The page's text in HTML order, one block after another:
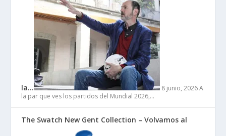
la… 8 junio, 2026 A
la par que ves los partidos del Mundial 2026,…
The Swatch New Gent Collection – Volvamos al